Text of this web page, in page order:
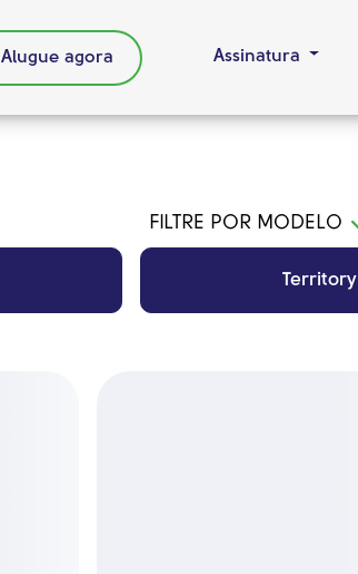
Alugue agora Assinatura
FILTRE POR MODELO
Territory